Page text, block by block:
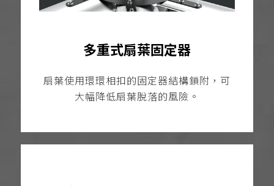
多重式扇葉固定器
扇葉使用環環相扣的固定器結構鎖附，可
大幅降低扇葉脫落的風險。